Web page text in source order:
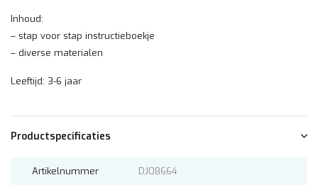
Inhoud:
– stap voor stap instructieboekje
– diverse materialen
Leeftijd: 3-6 jaar
Productspecificaties
Artikelnummer DJ08664